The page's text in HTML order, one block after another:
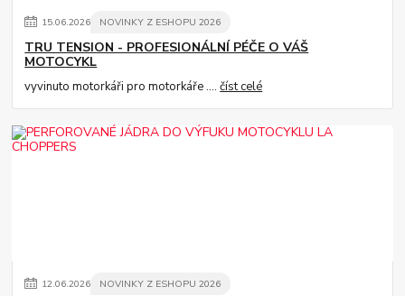
15.06.2026 NOVINKY Z ESHOPU 2026
TRU TENSION - PROFESIONÁLNÍ PÉČE O VÁŠ
MOTOCYKL
vyvinuto motorkáři pro motorkáře ....číst celé
12.06.2026 NOVINKY Z ESHOPU 2026